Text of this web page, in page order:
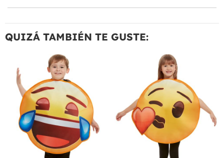
QUIZÁ TAMBIÉN TE GUSTE: